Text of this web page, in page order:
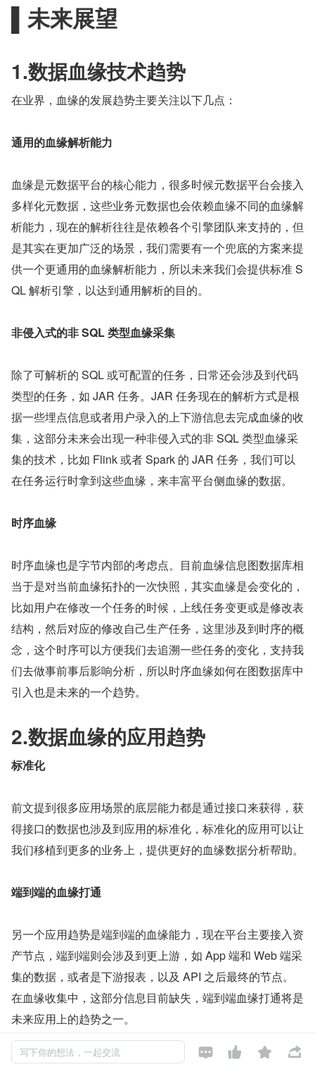
▌未来展望
1.数据血缘技术趋势
在业界，血缘的发展趋势主要关注以下几点：
通用的血缘解析能力
血缘是元数据平台的核心能力，很多时候元数据平台会接入
多样化元数据，这些业务元数据也会依赖血缘不同的血缘解
析能力，现在的解析往往是依赖各个引擎团队来支持的，但
是其实在更加广泛的场景，我们需要有一个兜底的方案来提
供一个更通用的血缘解析能力，所以未来我们会提供标准 S
QL 解析引擎，以达到通用解析的目的。
非侵入式的非 SQL 类型血缘采集
除了可解析的 SQL 或可配置的任务，日常还会涉及到代码
类型的任务，如 JAR 任务。JAR 任务现在的解析方式是根
据一些埋点信息或者用户录入的上下游信息去完成血缘的收
集，这部分未来会出现一种非侵入式的非 SQL 类型血缘采
集的技术，比如 Flink 或者 Spark 的 JAR 任务，我们可以
在任务运行时拿到这些血缘，来丰富平台侧血缘的数据。
时序血缘
时序血缘也是字节内部的考虑点。目前血缘信息图数据库相
当于是对当前血缘拓扑的一次快照，其实血缘是会变化的，
比如用户在修改一个任务的时候，上线任务变更或是修改表
结构，然后对应的修改自己生产任务，这里涉及到时序的概
念，这个时序可以方便我们去追溯一些任务的变化，支持我
们去做事前事后影响分析，所以时序血缘如何在图数据库中
引入也是未来的一个趋势。
2.数据血缘的应用趋势
标准化
前文提到很多应用场景的底层能力都是通过接口来获得，获
得接口的数据也涉及到应用的标准化，标准化的应用可以让
我们移植到更多的业务上，提供更好的血缘数据分析帮助。
端到端的血缘打通
另一个应用趋势是端到端的血缘能力，现在平台主要接入资
产节点，端到端则会涉及到更上游，如 App 端和 Web 端采
集的数据，或者是下游报表，以及 API 之后最终的节点。
在血缘收集中，这部分信息目前缺失，端到端血缘打通将是
未来应用上的趋势之一。
3.云上的全链路血缘能力
写下你的想法，一起交流    